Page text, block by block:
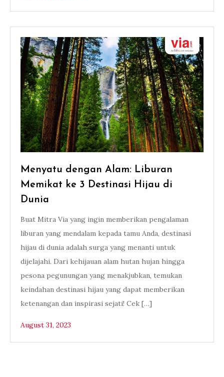
Menyatu dengan Alam: Liburan
Memikat ke 3 Destinasi Hijau di
Dunia
Buat Mitra Via yang ingin memberikan pengalaman
liburan yang mendalam kepada tamu Anda, destinasi
hijau di dunia adalah surga yang menanti untuk
dijelajahi. Dari kehijauan alam hutan hujan hingga
pesona pegunungan yang menakjubkan, temukan
keindahan destinasi hijau yang dapat memberikan
ketenangan dan inspirasi sejati! Cek […]
August 31, 2023